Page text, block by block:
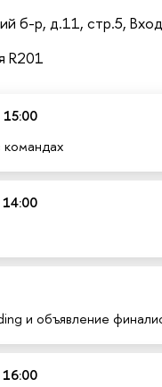
б-р, д.11, стр.5,
R201
командах
и объявление